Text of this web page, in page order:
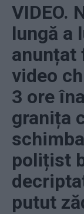
VIDEO.
lungă a
anunțat
video
3 ore
granița
polițist
putut